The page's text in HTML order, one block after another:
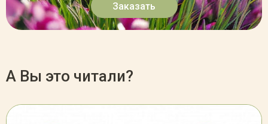
Заказать
А Вы это читали?